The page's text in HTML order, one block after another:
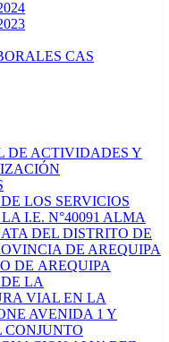
CAS
DE ACTIVIDADES Y
LOS SERVICIOS
I.E. N°40091 ALMA
DEL DISTRITO DE
DE AREQUIPA
DE AREQUIPA
LA
VIAL EN LA
AVENIDA 1 Y
CONJUNTO